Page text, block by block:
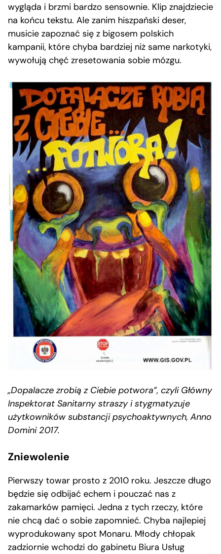
wygląda i brzmi bardzo sensownie. Klip znajdziecie
na końcu tekstu. Ale zanim hiszpański deser,
musicie zapoznać się z bigosem polskich
kampanii, które chyba bardziej niż same narkotyki,
wywołują chęć zresetowania sobie mózgu.
„Dopalacze zrobią z Ciebie potwora”, czyli Główny
Inspektorat Sanitarny straszy i stygmatyzuje
użytkowników substancji psychoaktywnych, Anno
Domini 2017.
Zniewolenie
Pierwszy towar prosto z 2010 roku. Jeszcze długo
będzie się odbijać echem i pouczać nas z
zakamarków pamięci. Jedna z tych rzeczy, które
nie chcą dać o sobie zapomnieć. Chyba najlepiej
wyprodukowany spot Monaru. Młody chłopak
zadziornie wchodzi do gabinetu Biura Usług